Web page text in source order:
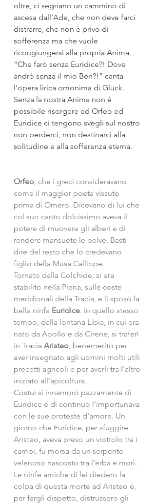
oltre, ci segnano un cammino di
ascesa dall’Ade, che non deve farci
distrarre, che non è privo di
sofferenza ma che vuole
ricongiungersi alla propria Anima.
“Che farò senza Euridice?! Dove
andrò senza il mio Ben?!” canta
l’opera lirica omonima di Gluck.
Senza la nostra Anima non è
possibile risorgere ed Orfeo ed
Euridice ci tengono svegli sul nostro
non perderci, non destinarci alla
solitudine e alla sofferenza eterna.
Orfeo, che i greci consideravano
come il maggior poeta vissuto
prima di Omero. Dicevano di lui che
col suo canto dolcissimo aveva il
potere di muovere gli alberi e di
rendere mansuete le belve. Basti
dire del resto che lo credevano
figlio della Musa Calliope.
Tornato dalla Colchide, si era
stabilito nella Pieria, sulle coste
meridionali della Tracia, e lì sposò la
bella ninfa Euridice. In quello stesso
tempo, dalla lontana Libia, in cui era
nato da Apollo e da Cirene, si traferì
in Tracia Aristeo, benemerito per
aver insegnato agli uomini molti utili
precetti agricoli e per averli tra l'altro
iniziato all'apicoltura.
Costui si innamorò pazzamente di
Euridice e di continuo l'importunava
con le sue proteste d'amore. Un
giorno che Euridice, per sfuggire
Aristeo, aveva preso un viottolo tra i
campi, fu morsa da un serpente
velenoso nascosto tra l'erba e morì.
Le ninfe amiche di lei diedero la
colpa di questa morte ad Aristeo e,
per fargli dispetto, distrussero gli